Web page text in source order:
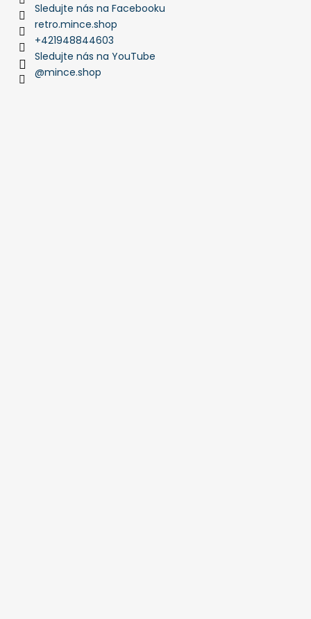
Sledujte nás na Facebooku
retro.mince.shop
+421948844603
Sledujte nás na YouTube
@mince.shop